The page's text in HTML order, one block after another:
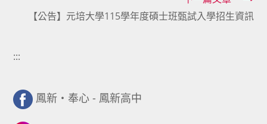
【公告】元培大學115學年度碩士班甄試入學招生資訊
:::
鳳新・奉心 - 鳳新高中